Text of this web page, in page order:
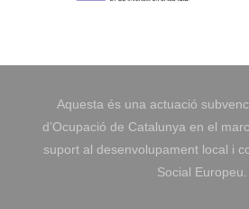
Aquesta és una actuació
d’Ocupació de Catalunya en el
suport al desenvolupament local i
Social Europeu.